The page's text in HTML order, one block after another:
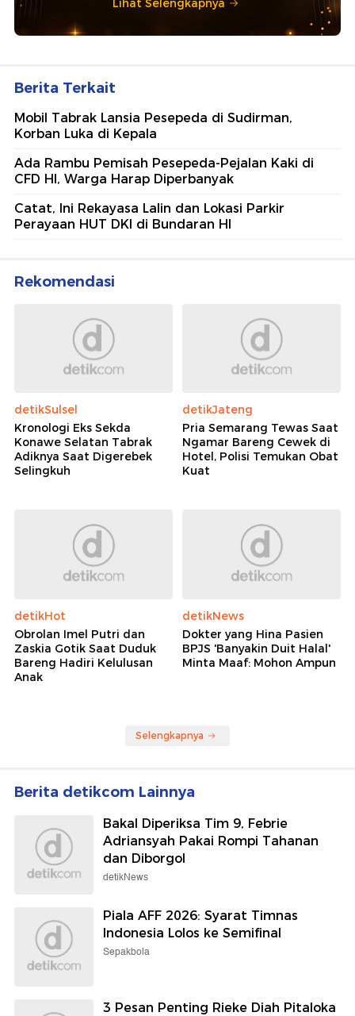
Lihat Selengkapnya
Berita Terkait
Mobil Tabrak Lansia Pesepeda di Sudirman,
Korban Luka di Kepala
Ada Rambu Pemisah Pesepeda-Pejalan Kaki di
CFD HI, Warga Harap Diperbanyak
Catat, Ini Rekayasa Lalin dan Lokasi Parkir
Perayaan HUT DKI di Bundaran HI
Rekomendasi
detikSulsel
Kronologi Eks Sekda
Konawe Selatan Tabrak
Adiknya Saat Digerebek
Selingkuh
detikJateng
Pria Semarang Tewas Saat
Ngamar Bareng Cewek di
Hotel, Polisi Temukan Obat
Kuat
detikHot
Obrolan Imel Putri dan
Zaskia Gotik Saat Duduk
Bareng Hadiri Kelulusan
Anak
detikNews
Dokter yang Hina Pasien
BPJS 'Banyakin Duit Halal'
Minta Maaf: Mohon Ampun
Selengkapnya
Berita detikcom Lainnya
Bakal Diperiksa Tim 9, Febrie
Adriansyah Pakai Rompi Tahanan
dan Diborgol
detikNews
Piala AFF 2026: Syarat Timnas
Indonesia Lolos ke Semifinal
Sepakbola
3 Pesan Penting Rieke Diah Pitaloka